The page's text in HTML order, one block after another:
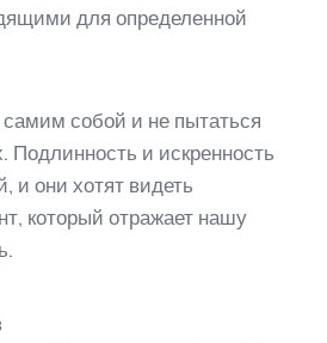
для определенной
собой и не пытаться
Подлинность и искренность
и они хотят видеть
который отражает нашу